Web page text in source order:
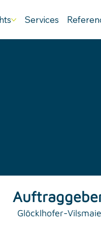
Services
Glöcklhofer-